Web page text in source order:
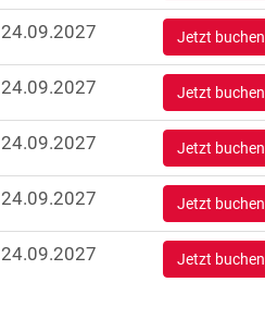
24.09.2027 Jetzt buchen
24.09.2027 Jetzt buchen
24.09.2027 Jetzt buchen
24.09.2027 Jetzt buchen
24.09.2027 Jetzt buchen